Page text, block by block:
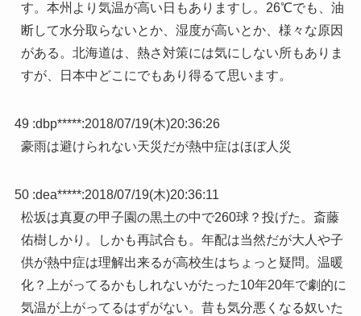
す。本州より気温が高い日もありますし。26℃でも、油
断して水分取らないとか、湿度が高いとか、様々な原因
がある。北海道は、熱さ対策には気にしない所もありま
すが、日本中どこにでもあり得るて思います。
49 :dbp*****:2018/07/19(木)20:36:26
豪雨は避けられない天災だが熱中症はほぼ人災
50 :dea*****:2018/07/19(木)20:36:11
松坂は真夏の甲子園の黒土の中で260球？投げた。斎藤
佑樹しかり。しかも再試合も。年配は当然だが大人や子
供が熱中症は理解出来るが高校生はちょっと疑問。温暖
化？上がってるかもしれないがたった10年20年で劇的に
気温が上がってるはずがない。昔も気分悪くなる奴いた